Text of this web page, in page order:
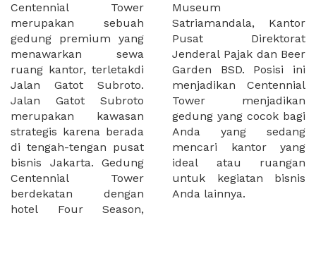
Centennial Tower
merupakan sebuah
gedung premium yang
menawarkan sewa
ruang kantor, terletakdi
Jalan Gatot Subroto.
Jalan Gatot Subroto
merupakan kawasan
strategis karena berada
di tengah-tengan pusat
bisnis Jakarta. Gedung
Centennial Tower
berdekatan dengan
hotel Four Season,
Museum
Satriamandala, Kantor
Pusat Direktorat
Jenderal Pajak dan Beer
Garden BSD. Posisi ini
menjadikan Centennial
Tower menjadikan
gedung yang cocok bagi
Anda yang sedang
mencari kantor yang
ideal atau ruangan
untuk kegiatan bisnis
Anda lainnya.